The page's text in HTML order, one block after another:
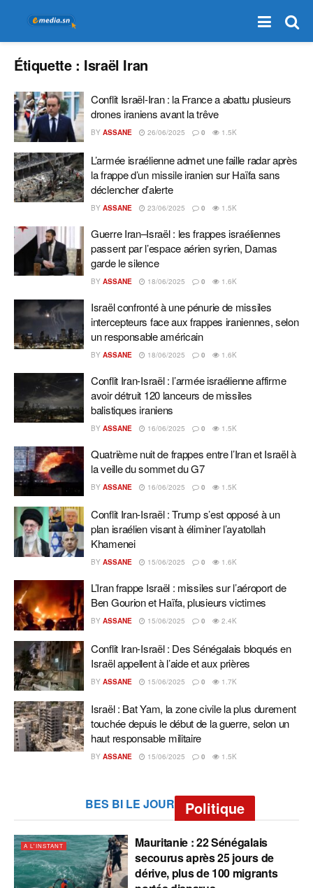
Étiquette : Israël Iran
Conflit Israël-Iran : la France a abattu plusieurs
drones iraniens avant la trêve
BY ASSANE 26/06/2025 0 1.5K
L’armée israélienne admet une faille radar après
la frappe d’un missile iranien sur Haïfa sans
déclencher d’alerte
BY ASSANE 23/06/2025 0 1.5K
Guerre Iran–Israël : les frappes israéliennes
passent par l’espace aérien syrien, Damas
garde le silence
BY ASSANE 18/06/2025 0 1.6K
Israël confronté à une pénurie de missiles
intercepteurs face aux frappes iraniennes, selon
un responsable américain
BY ASSANE 18/06/2025 0 1.6K
Conflit Iran-Israël : l’armée israélienne affirme
avoir détruit 120 lanceurs de missiles
balistiques iraniens
BY ASSANE 16/06/2025 0 1.5K
Quatrième nuit de frappes entre l’Iran et Israël à
la veille du sommet du G7
BY ASSANE 16/06/2025 0 1.5K
Conflit Iran-Israël : Trump s’est opposé à un
plan israélien visant à éliminer l’ayatollah
Khamenei
BY ASSANE 15/06/2025 0 1.6K
L’Iran frappe Israël : missiles sur l’aéroport de
Ben Gourion et Haïfa, plusieurs victimes
BY ASSANE 15/06/2025 0 2.4K
Conflit Iran-Israël : Des Sénégalais bloqués en
Israël appellent à l’aide et aux prières
BY ASSANE 15/06/2025 0 1.7K
Israël : Bat Yam, la zone civile la plus durement
touchée depuis le début de la guerre, selon un
haut responsable militaire
BY ASSANE 15/06/2025 0 1.5K
BES BI LE JOUR Politique
A L'INSTANT
Mauritanie : 22 Sénégalais
secourus après 25 jours de
dérive, plus de 100 migrants